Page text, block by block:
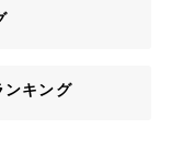
キング